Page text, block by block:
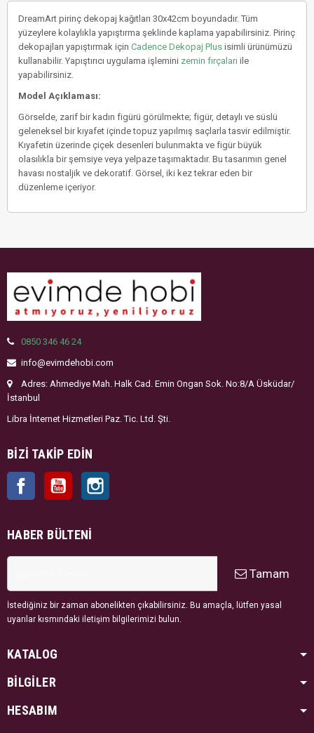
DreamArt pirinç dekopaj kağıtları 30x42cm boyundadır. Tüm
yüzeylere kolaylıkla yapıştırma şeklinde kaplama yapabilirsiniz. Pirinç
dekopajları yapıştırmak için Cadence Dekopaj Plus isimli ürünümüzü
kullanabilir. Yapıştırıcı uygulama işlemini zemin fırçaları ile
yapabilirsiniz.
Model Açıklaması:
Görselde, zarif bir kadın figürü görülmekte; figür, detaylı ve süslü
geleneksel bir kıyafet içinde topuz yapılmış saçlarla tasvir edilmiştir.
Kıyafetin üzerinde çiçek desenleri bulunmakta ve figür büyük
olasılıkla bir şemsiye veya yelpaze taşımaktadır. Bu tasarımın genel
havası nostaljik ve dekoratif. Görsel, iki kez tekrar eden bir
düzenleme içeriyor.
0850 346 46 24
info@evimdehobi.com
Adres: Ahmediye Mah. Halk Cad. Emin Ongan Sok. No:8/A Üsküdar/
İstanbul
Libra İnternet Hizmetleri Paz. Tic. Ltd. Şti.
BIZI TAKIP EDIN
Facebook YouTube
HABER BÜLTENI
Tamam
İstediğiniz bir zaman abonelikten çıkabilirsiniz. Bu amaçla, lütfen yasal
uyarılar kısmındaki iletişim bilgilerimizi bulun.
KATALOG
BİLGİLER
HESABIM